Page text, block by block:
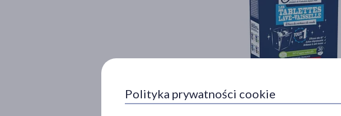
3459 zł
Polityka prywatności cookie